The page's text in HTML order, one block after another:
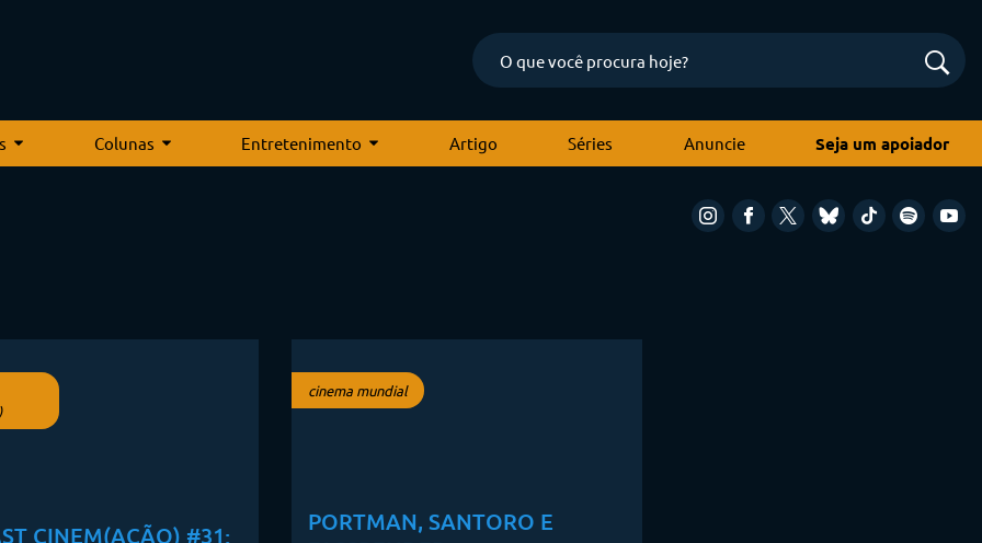
Colunas Entretenimento Artigo Séries Anuncie Seja um apoiador
CINEM(AÇÃO) #31:
cinema mundial
PORTMAN, SANTORO E